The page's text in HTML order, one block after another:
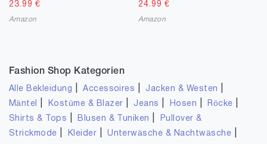
23.99 €
Amazon
24.99 €
Amazon
Fashion Shop Kategorien
Alle Bekleidung |Accessoires Jacken & Westen
Mäntel Kostüme & Blazer Jeans Hosen Röcke
Shirts & Tops Blusen & Tuniken
Pullover &
Strickmode
Kleider |Unterwäsche & Nachtwäsche